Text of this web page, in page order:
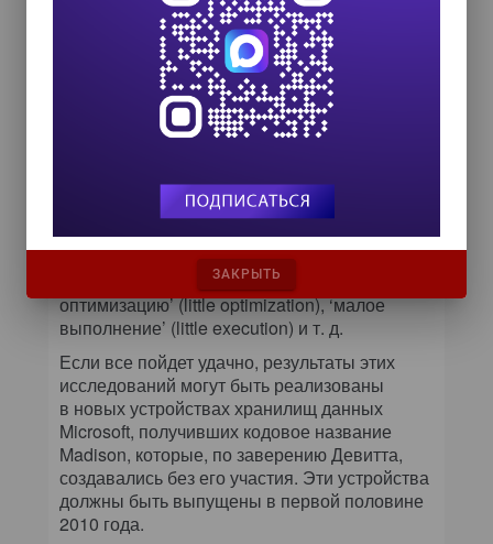
аспирантами исследований, при которых не
используются конфиденциальные наработки
Microsoft, будут принадлежать самим
аспирантам.
Девитт в первую очередь намерен
выполнения запросов.
«В этом направлении за последние три
десятка лет сделано очень мало», — считает
он. Кроме того, Девитт планирует опробовать
подход, предусматривающий ‘малую
оптимизацию’ (little optimization), ‘малое
выполнение’ (little execution) и т. д.
Если все пойдет удачно, результаты этих
исследований могут быть реализованы
в новых устройствах хранилищ данных
Microsoft, получивших кодовое название
Madison, которые, по заверению Девитта,
создавались без его участия. Эти устройства
должны быть выпущены в первой половине
2010 года.
ЗАКРЫТЬ